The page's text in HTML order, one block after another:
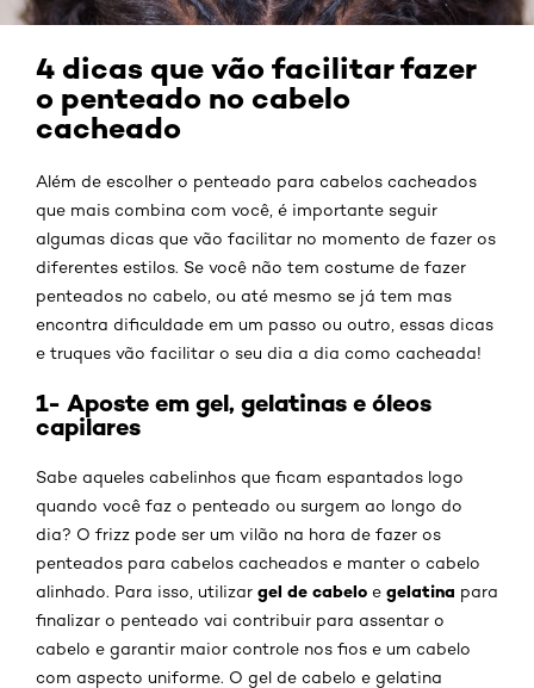
4 dicas que vão facilitar fazer
o penteado no cabelo
cacheado
Além de escolher o penteado para cabelos cacheados
que mais combina com você, é importante seguir
algumas dicas que vão facilitar no momento de fazer os
diferentes estilos. Se você não tem costume de fazer
penteados no cabelo, ou até mesmo se já tem mas
encontra dificuldade em um passo ou outro, essas dicas
e truques vão facilitar o seu dia a dia como cacheada!
1- Aposte em gel, gelatinas e óleos
capilares
Sabe aqueles cabelinhos que ficam espantados logo
quando você faz o penteado ou surgem ao longo do
dia? O frizz pode ser um vilão na hora de fazer os
penteados para cabelos cacheados e manter o cabelo
alinhado. Para isso, utilizar gel de cabelo e gelatina para
finalizar o penteado vai contribuir para assentar o
cabelo e garantir maior controle nos fios e um cabelo
com aspecto uniforme. O gel de cabelo e gelatina